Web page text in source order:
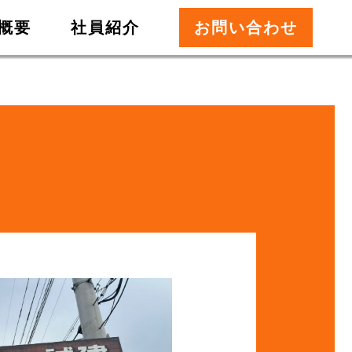
要 社員紹介 お問い合わせ